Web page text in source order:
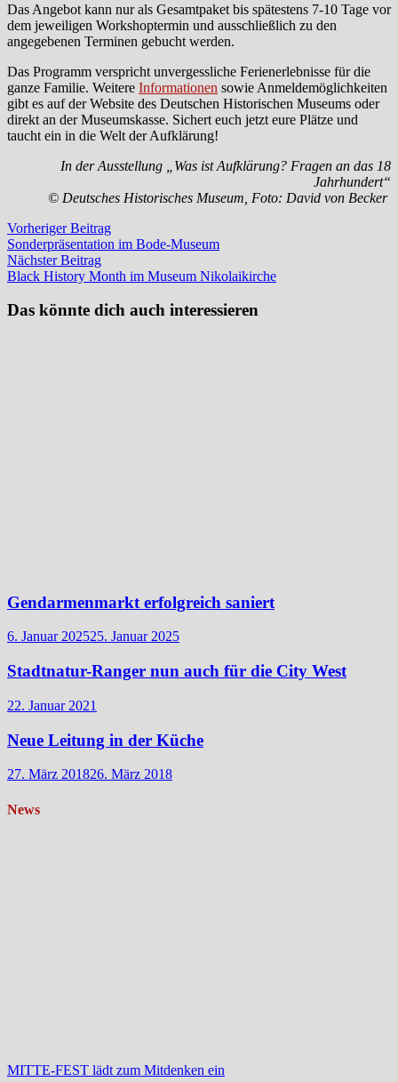
Das Angebot kann nur als Gesamtpaket bis spätestens 7-10 Tage vor
dem jeweiligen Workshoptermin und ausschließlich zu den
angegebenen Terminen gebucht werden.
Das Programm verspricht unvergessliche Ferienerlebnisse für die
ganze Familie. Weitere Informationen sowie Anmeldemöglichkeiten
gibt es auf der Website des Deutschen Historischen Museums oder
direkt an der Museumskasse. Sichert euch jetzt eure Plätze und
taucht ein in die Welt der Aufklärung!
In der Ausstellung „Was ist Aufklärung? Fragen an das 18
Jahrhundert“
© Deutsches Historisches Museum, Foto: David von Becker
Beitragsnavigation
Vorheriger BeitragVorheriger
Beitrag:
Sonderpräsentation im Bode-Museum
Nächster BeitragNächster
Beitrag:
Black History Month im Museum Nikolaikirche
Das könnte dich auch interessieren
Gendarmenmarkt erfolgreich saniert
6. Januar 202525. Januar 2025
Stadtnatur-Ranger nun auch für die City West
22. Januar 2021
Neue Leitung in der Küche
27. März 201826. März 2018
News
MITTE-FEST lädt zum Mitdenken ein